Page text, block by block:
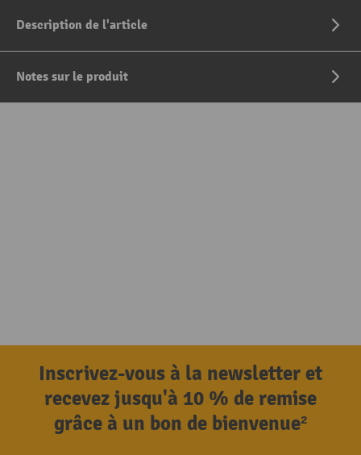
Description de l'article
Notes sur le produit
Inscrivez-vous à la newsletter et
recevez jusqu'à 10 % de remise
grâce à un bon de bienvenue²